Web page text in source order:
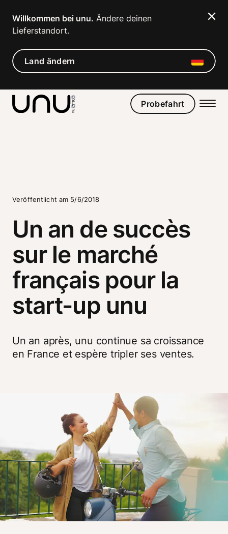
Willkommen bei unu. Ändere deinen
Lieferstandort.
Land ändern
Probefahrt
Veröffentlicht am 5/6/2018
Un an de succès
sur le marché
français pour la
start-up unu
Un an après, unu continue sa croissance
en France et espère tripler ses ventes.